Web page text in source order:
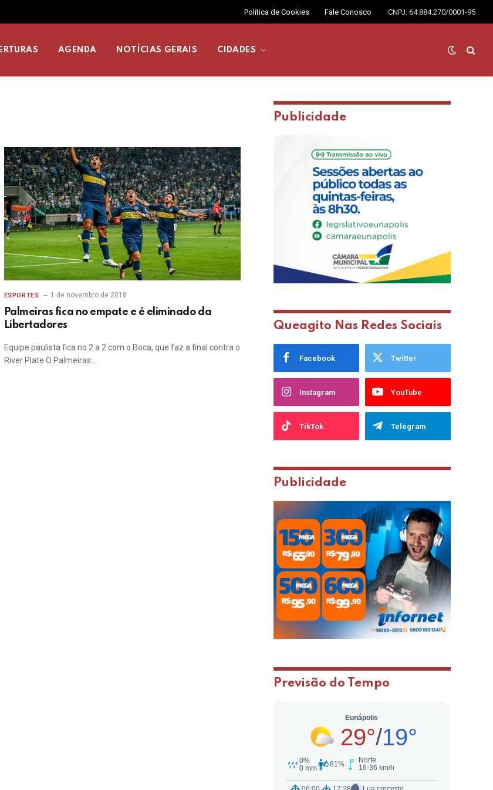
Política de Cookies Fale Conosco CNPJ: 64.884.270/0001-95
AGENDA NOTÍCIAS GERAIS CIDADES
ESPORTES 1 de novembro de 2018
Palmeiras fica no empate e é eliminado da
Libertadores
Equipe paulista fica no 2 a 2 com o Boca, que faz a final contra o
River Plate O Palmeiras…
Publicidade
Queagito Nas Redes Sociais
Facebook Twitter
Instagram YouTube
TikTok Telegram
Publicidade
Previsão do Tempo